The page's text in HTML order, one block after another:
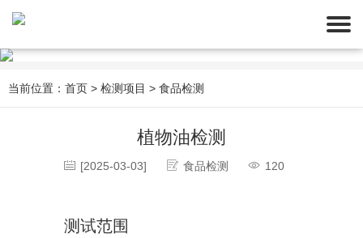
当前位置： 首页 > 检测项目 > 食品检测
植物油检测
[2025-03-03] 食品检测 120
测试范围